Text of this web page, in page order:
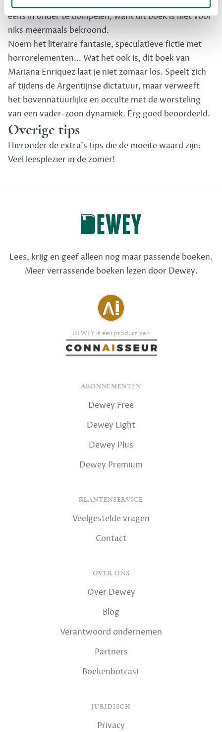
eens in onder te dompelen, want dit boek is niet voor
niks meermaals bekroond.
Noem het literaire fantasie, speculatieve fictie met
horrorelementen... Wat het ook is, dit boek van
Mariana Enriquez laat je niet zomaar los. Speelt zich
af tijdens de Argentijnse dictatuur, maar verweeft
het bovennatuurlijke en occulte met de worsteling
van een vader-zoon dynamiek. Erg goed beoordeeld.
Overige tips
Hieronder de extra's tips die de moeite waard zijn:
Veel leesplezier in de zomer!
Lees, krijg en geef alleen nog maar passende boeken.
Meer verrassende boeken lezen door Dewey.
DEWEY is een product van
ABONNEMENTEN
Dewey Free
Dewey Light
Dewey Plus
Dewey Premium
KLANTENSERVICE
Veelgestelde vragen
Contact
OVER ONS
Over Dewey
Blog
Verantwoord ondernemen
Partners
Boekenbotcast
JURIDISCH
Privacy